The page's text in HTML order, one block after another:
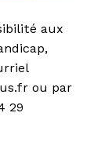
aux
ou par
29